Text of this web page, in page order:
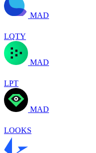
MAD
LQTY
MAD
LPT
MAD
LOOKS